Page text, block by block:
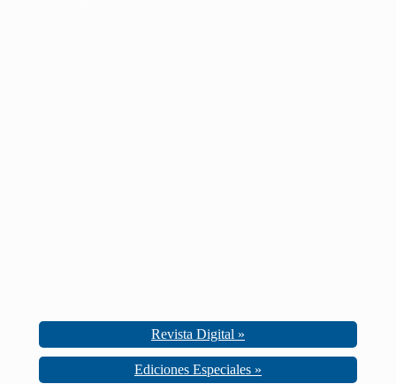
Revista Digital »
Ediciones Especiales »